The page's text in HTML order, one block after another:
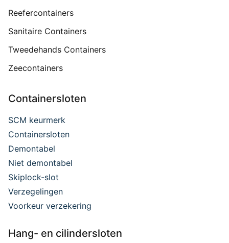
Reefercontainers
Sanitaire Containers
Tweedehands Containers
Zeecontainers
Containersloten
SCM keurmerk
Containersloten
Demontabel
Niet demontabel
Skiplock-slot
Verzegelingen
Voorkeur verzekering
Hang- en cilindersloten